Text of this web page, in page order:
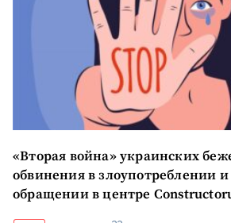
«Вторая война» украинских
обвинения в злоупотреблении
обращении в центре